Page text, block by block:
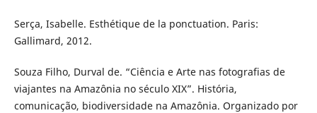
Serça, Isabelle. Esthétique de la ponctuation. Paris:
Gallimard, 2012.
Souza Filho, Durval de. “Ciência e Arte nas fotografias de
viajantes na Amazônia no século XIX”. História,
comunicação, biodiversidade na Amazônia. Organizado por